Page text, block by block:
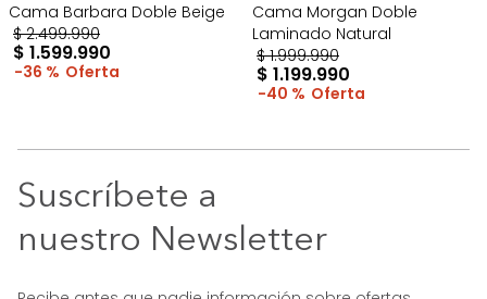
Cama Barbara Doble Beige
$ 2.499.990
$ 1.599.990
36 %
Cama Morgan Doble
Laminado Natural
$ 1.999.990
$ 1.199.990
40 %
Suscríbete a
nuestro Newsletter